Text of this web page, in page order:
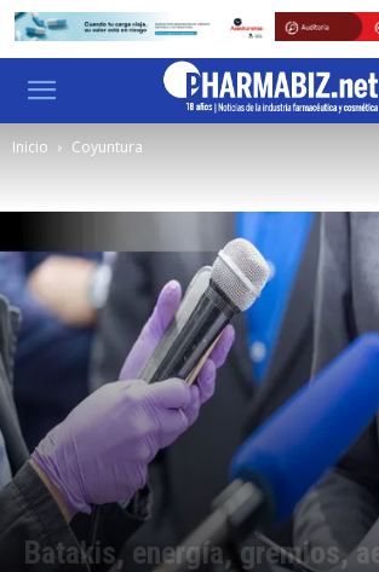
Inicio Coyuntura
Batakis, energía, gremios,